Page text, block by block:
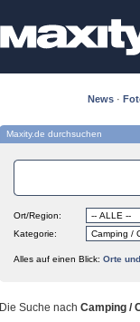
News ·
Maxity.de durchsuchen
Ort/Region:
Kategorie:
Alles auf einen Blick: Orte
Die Suche nach Camping /